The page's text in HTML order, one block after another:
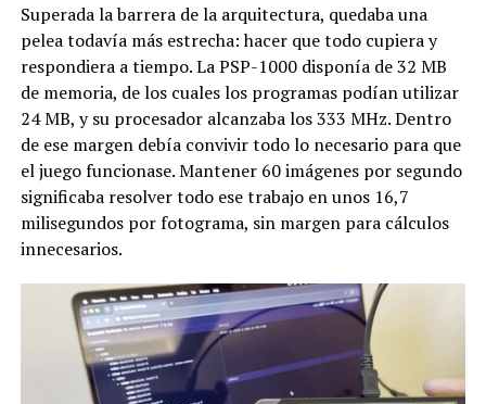
Superada la barrera de la arquitectura, quedaba una
pelea todavía más estrecha: hacer que todo cupiera y
respondiera a tiempo. La PSP-1000 disponía de 32 MB
de memoria, de los cuales los programas podían utilizar
24 MB, y su procesador alcanzaba los 333 MHz. Dentro
de ese margen debía convivir todo lo necesario para que
el juego funcionase. Mantener 60 imágenes por segundo
significaba resolver todo ese trabajo en unos 16,7
milisegundos por fotograma, sin margen para cálculos
innecesarios.